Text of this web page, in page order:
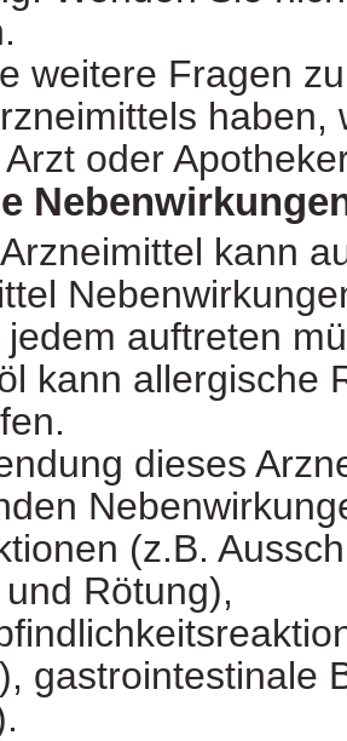
weitere Fragen
haben,
oder
kann
jedem auftreten
kann allergische
dieses
(z.B.
Rötung),
gastrointestinale